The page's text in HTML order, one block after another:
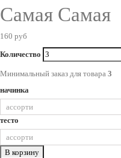
Самая Самая
160 руб
Количество
Минимальный заказ для товара 3
начинка
тесто
В корзину